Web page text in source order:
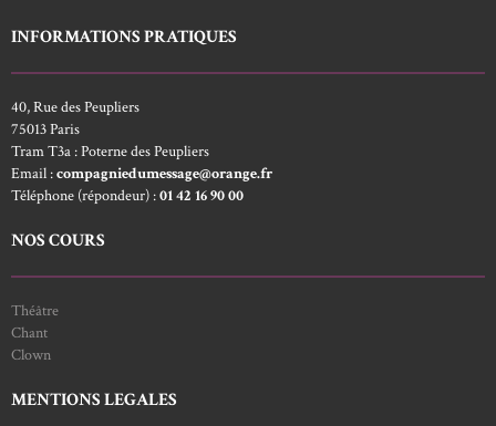
INFORMATIONS PRATIQUES
40, Rue des Peupliers
75013 Paris
Tram T3a : Poterne des Peupliers
Email :compagniedumessage@orange.fr
Téléphone (répondeur) :01 42 16 90 00
NOS COURS
Théâtre
Chant
Clown
MENTIONS LEGALES